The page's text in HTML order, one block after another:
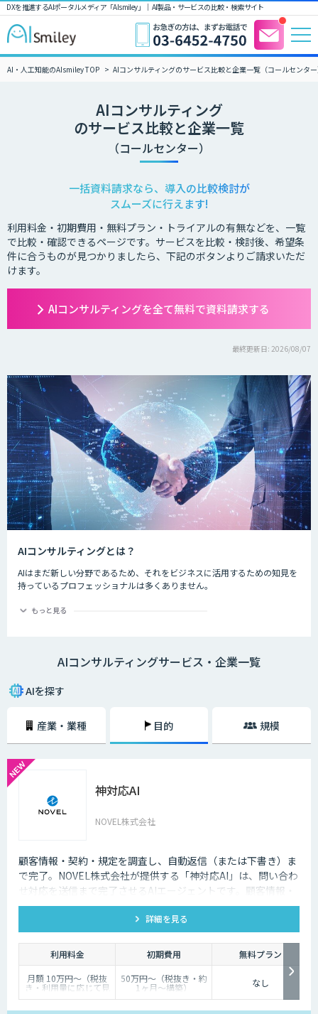
DXを推進するAIポータルメディア「AIsmiley」｜ AI製品・サービスの比較・検索サイト
AI・人工知能のAIsmiley TOP AIコンサルティングのサービス比較と企業一覧（コールセンタ
AIコンサルティング
のサービス比較と企業一覧
（コールセンター）
一括資料請求なら、導入の比較検討が
スムーズに行えます!
利用料金・初期費用・無料プラン・トライアルの有無などを、一覧
で比較・確認できるページです。サービスを比較・検討後、希望条
件に合うものが見つかりましたら、下記のボタンよりご請求いただ
けます。
AIコンサルティングを全て無料で資料請求する
最終更新日: 2026/08/07
AIコンサルティングとは？
AIはまだ新しい分野であるため、それをビジネスに活用するための知見を
持っているプロフェッショナルは多くありません。
をもとに、最新技術であるAIとビジネスを結びつけて企業価値を向上させ
もっと見る
AIコンサルティングサービス・企業一覧
AIを探す
産業・業種 目的 規模
神対応AI
NOVEL株式会社
顧客情報・契約・規定を調査し、自動返信（または下書き）ま
で完了。NOVEL株式会社が提供する「神対応AI」は、問い合わ
せ対応を送信まで完了させるAIエージェントです。顧客情報・
契約・規定を突き合わせて回答を数十秒で作成し、自動送信か
下書き止めかを選べます。
詳細を見る
利用料金 初期費用
無料プラン
月額 10万円〜（税抜
き・利用量に応じて見
積り）
50万円〜（税抜き・約
1ヶ月〜構築） なし